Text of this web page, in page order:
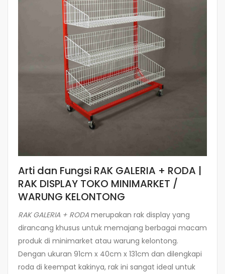
Arti dan Fungsi RAK GALERIA + RODA |
RAK DISPLAY TOKO MINIMARKET /
WARUNG KELONTONG
RAK GALERIA + RODA merupakan rak display yang
dirancang khusus untuk memajang berbagai macam
produk di minimarket atau warung kelontong.
Dengan ukuran 91cm x 40cm x 131cm dan dilengkapi
roda di keempat kakinya, rak ini sangat ideal untuk